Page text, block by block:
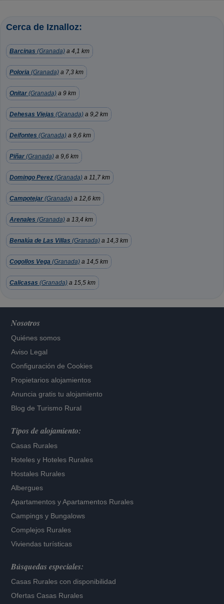
Cerca de Iznalloz:
Barcinas (Granada) a 4,1 km
Poloria (Granada) a 7,3 km
Onitar (Granada) a 9 km
Dehesas Viejas (Granada) a 9,2 km
Deifontes (Granada) a 9,6 km
Piñar (Granada) a 9,6 km
Domingo Perez (Granada) a 11,7 km
Campotejar (Granada) a 12,6 km
Arenales (Granada) a 13,4 km
Benalúa de Las Villas (Granada) a 14,3 km
Cogollos Vega (Granada) a 14,5 km
Calicasas (Granada) a 15,5 km
Nosotros
Quiénes somos
Aviso Legal
Configuración de Cookies
Propietarios alojamientos
Anuncia gratis tu alojamiento
Blog de Turismo Rural
Tipos de alojamiento:
Casas Rurales
Hoteles y Hoteles Rurales
Hostales Rurales
Albergues
Apartamentos yApartamentos Rurales
Campings y Bungalows
Complejos Rurales
Viviendas turísticas
Búsquedas especiales:
Casas Rurales con disponibilidad
Ofertas Casas Rurales